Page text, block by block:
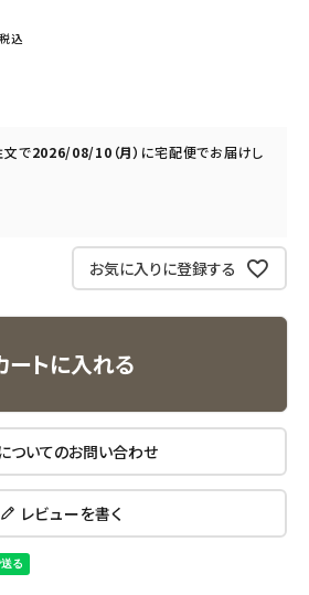
税込
文で2026/08/10（月） に宅配便でお届けし
お気に入りに登録する
ートに入れる
ついてのお問い合わせ
レビューを書く